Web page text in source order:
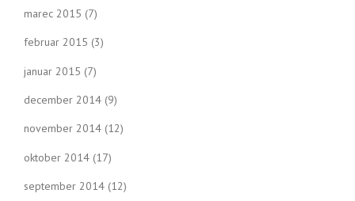
marec 2015 (7)
februar 2015 (3)
januar 2015 (7)
december 2014 (9)
november 2014 (12)
oktober 2014 (17)
september 2014 (12)